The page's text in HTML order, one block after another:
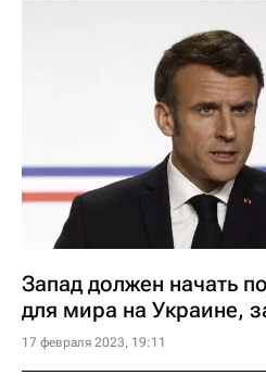
Запад должен начать
для мира на Украине,
17 февраля 2023, 19:11